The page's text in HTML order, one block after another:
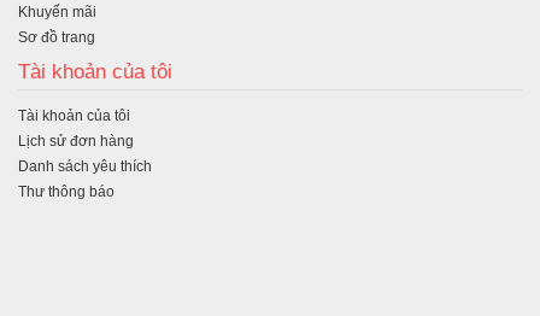
Khuyến mãi
Sơ đồ trang
Tài khoản của tôi
Tài khoản của tôi
Lịch sử đơn hàng
Danh sách yêu thích
Thư thông báo